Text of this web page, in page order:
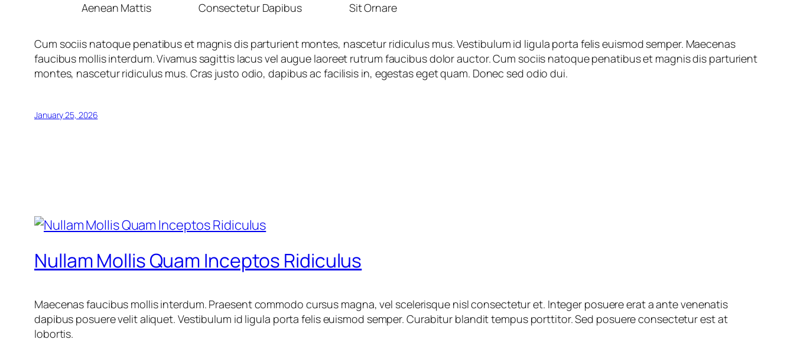
Aenean Mattis Consectetur Dapibus Sit Ornare
Cum sociis natoque penatibus et magnis dis parturient montes, nascetur ridiculus mus. Vestibulum id ligula porta felis euismod semper. Maecenas
faucibus mollis interdum. Vivamus sagittis lacus vel augue laoreet rutrum faucibus dolor auctor. Cum sociis natoque penatibus et magnis dis parturient
montes, nascetur ridiculus mus. Cras justo odio, dapibus ac facilisis in, egestas eget quam. Donec sed odio dui.
January 25, 2026
Nullam Mollis Quam Inceptos Ridiculus
Maecenas faucibus mollis interdum. Praesent commodo cursus magna, vel scelerisque nisl consectetur et. Integer posuere erat a ante venenatis
dapibus posuere velit aliquet. Vestibulum id ligula porta felis euismod semper. Curabitur blandit tempus porttitor. Sed posuere consectetur est at
lobortis.